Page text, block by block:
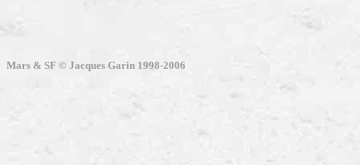
Mars & SF © Jacques Garin 1998-2006